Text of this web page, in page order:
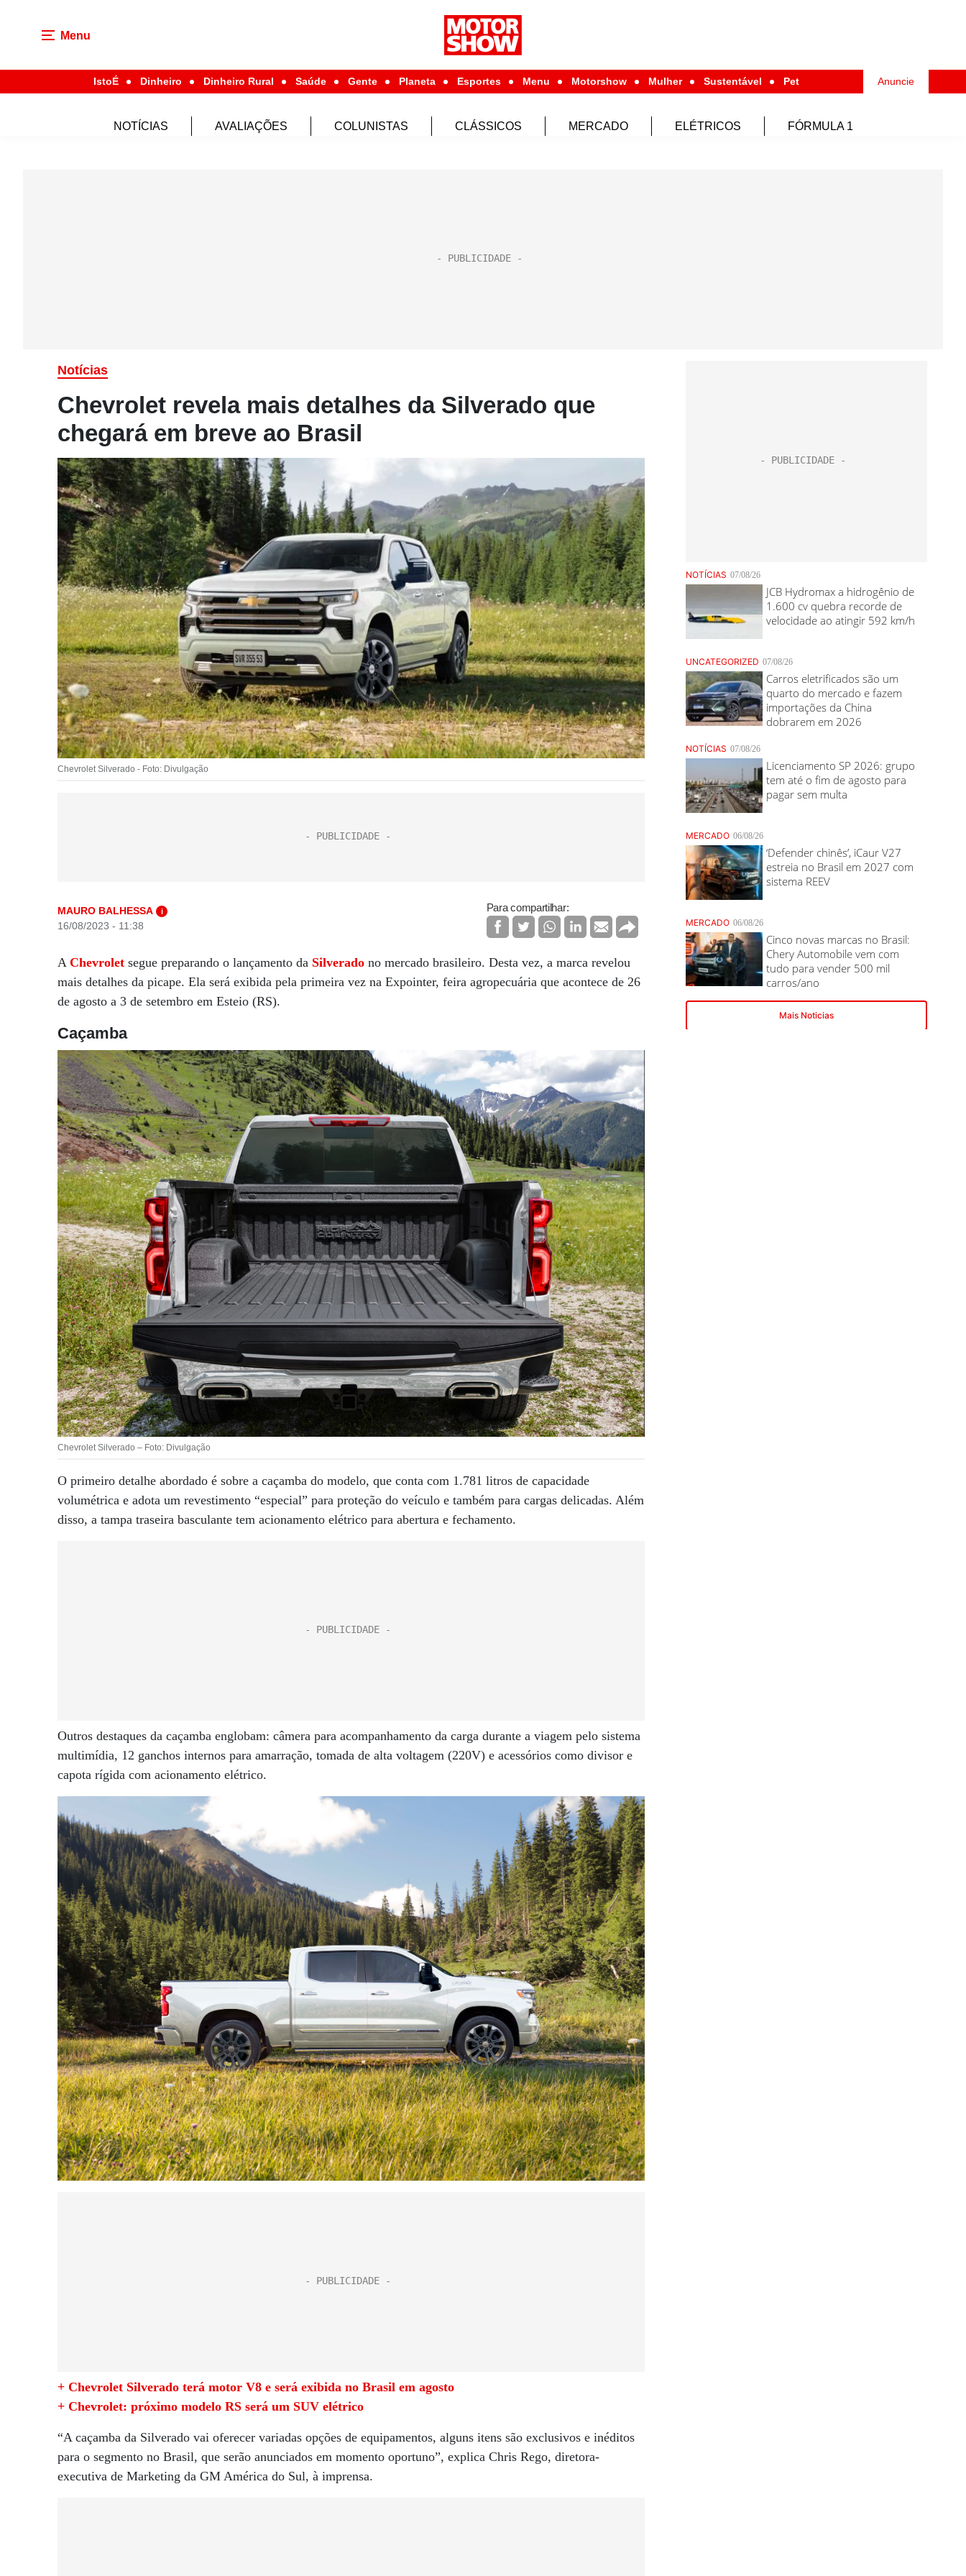
Menu
IstoÉ Dinheiro Dinheiro Rural Saúde Gente Planeta Esportes Menu Motorshow Mulher Sustentável Pet Anuncie
NOTÍCIAS AVALIAÇÕES COLUNISTAS CLÁSSICOS MERCADO ELÉTRICOS FÓRMULA 1
Notícias
Chevrolet revela mais detalhes da Silverado que
chegará em breve ao Brasil
Chevrolet Silverado - Foto: Divulgação
MAURO BALHESSA i
16/08/2023 - 11:38
Para compartilhar:
A Chevrolet segue preparando o lançamento da Silverado no mercado brasileiro. Desta vez, a marca revelou
mais detalhes da picape. Ela será exibida pela primeira vez na Expointer, feira agropecuária que acontece de 26
de agosto a 3 de setembro em Esteio (RS).
Caçamba
Chevrolet Silverado – Foto: Divulgação
O primeiro detalhe abordado é sobre a caçamba do modelo, que conta com 1.781 litros de capacidade
volumétrica e adota um revestimento “especial” para proteção do veículo e também para cargas delicadas. Além
disso, a tampa traseira basculante tem acionamento elétrico para abertura e fechamento.
Outros destaques da caçamba englobam: câmera para acompanhamento da carga durante a viagem pelo sistema
multimídia, 12 ganchos internos para amarração, tomada de alta voltagem (220V) e acessórios como divisor e
capota rígida com acionamento elétrico.
+ Chevrolet Silverado terá motor V8 e será exibida no Brasil em agosto
+ Chevrolet: próximo modelo RS será um SUV elétrico
“A caçamba da Silverado vai oferecer variadas opções de equipamentos, alguns itens são exclusivos e inéditos
para o segmento no Brasil, que serão anunciados em momento oportuno”, explica Chris Rego, diretora-
executiva de Marketing da GM América do Sul, à imprensa.